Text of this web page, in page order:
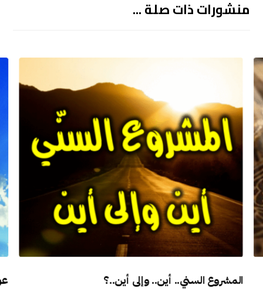
منشورات ذات صلة ...
المشروع السني.. أين.. وإلى أين..؟